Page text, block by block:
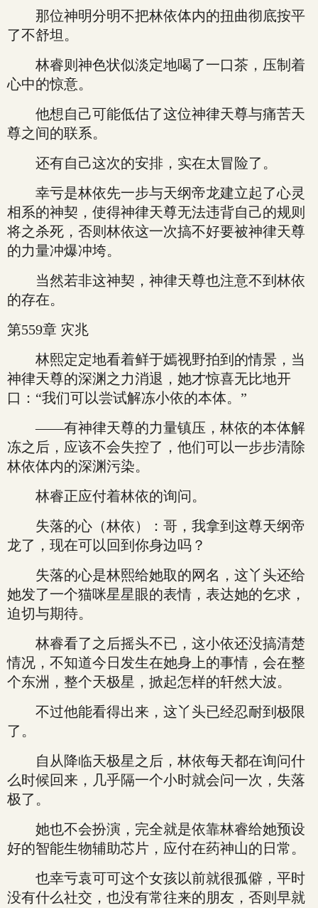
那位神明分明不把林依体内的扭曲彻底按平
了不舒坦。
林睿则神色状似淡定地喝了一口茶，压制着
心中的惊意。
他想自己可能低估了这位神律天尊与痛苦天
尊之间的联系。
还有自己这次的安排，实在太冒险了。
幸亏是林依先一步与天纲帝龙建立起了心灵
相系的神契，使得神律天尊无法违背自己的规则
将之杀死，否则林依这一次搞不好要被神律天尊
的力量冲爆冲垮。
当然若非这神契，神律天尊也注意不到林依
的存在。
第559章 灾兆
林熙定定地看着鲜于嫣视野拍到的情景，当
神律天尊的深渊之力消退，她才惊喜无比地开
口：“我们可以尝试解冻小依的本体。”
——有神律天尊的力量镇压，林依的本体解
冻之后，应该不会失控了，他们可以一步步清除
林依体内的深渊污染。
林睿正应付着林依的询问。
失落的心（林依）：哥，我拿到这尊天纲帝
龙了，现在可以回到你身边吗？
失落的心是林熙给她取的网名，这丫头还给
她发了一个猫咪星星眼的表情，表达她的乞求，
迫切与期待。
林睿看了之后摇头不已，这小依还没搞清楚
情况，不知道今日发生在她身上的事情，会在整
个东洲，整个天极星，掀起怎样的轩然大波。
不过他能看得出来，这丫头已经忍耐到极限
了。
自从降临天极星之后，林依每天都在询问什
么时候回来，几乎隔一个小时就会问一次，失落
极了。
她也不会扮演，完全就是依靠林睿给她预设
好的智能生物辅助芯片，应付在药神山的日常。
也幸亏袁可可这个女孩以前就很孤僻，平时
没有什么社交，也没有常往来的朋友，否则早就